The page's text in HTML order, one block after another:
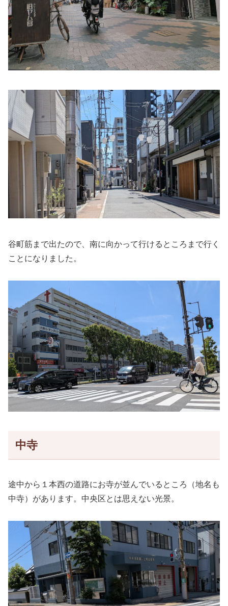
谷町筋まで出たので、南に向かって行けるところまで行く
ことになりました。
中寺
途中から１本西の道路にお寺が並んでいるところ（地名も
中寺）があります。中央区とは思えない光景。